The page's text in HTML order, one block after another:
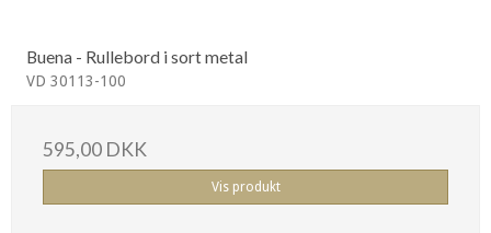
Buena - Rullebord i sort metal
VD 30113-100
595,00 DKK
Vis produkt